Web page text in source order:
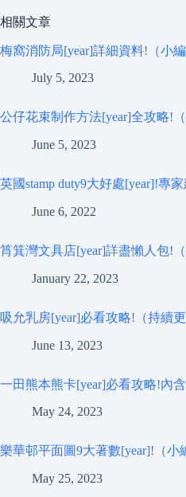
相關文章
梅窩消防局[year]詳細資料!（小編
July 5, 2023
公仔花束制作方法[year]全攻略!（
June 5, 2023
英國stamp duty9大好處[year]!專
June 6, 2022
筲箕灣文具店[year]詳盡懶人包!（
January 22, 2023
吸允乳房[year]必看攻略!（持續更
June 13, 2023
一田熊本熊卡[year]必看攻略!內
May 24, 2023
樂華邨平面圖9大著數[year]!（小
May 25, 2023